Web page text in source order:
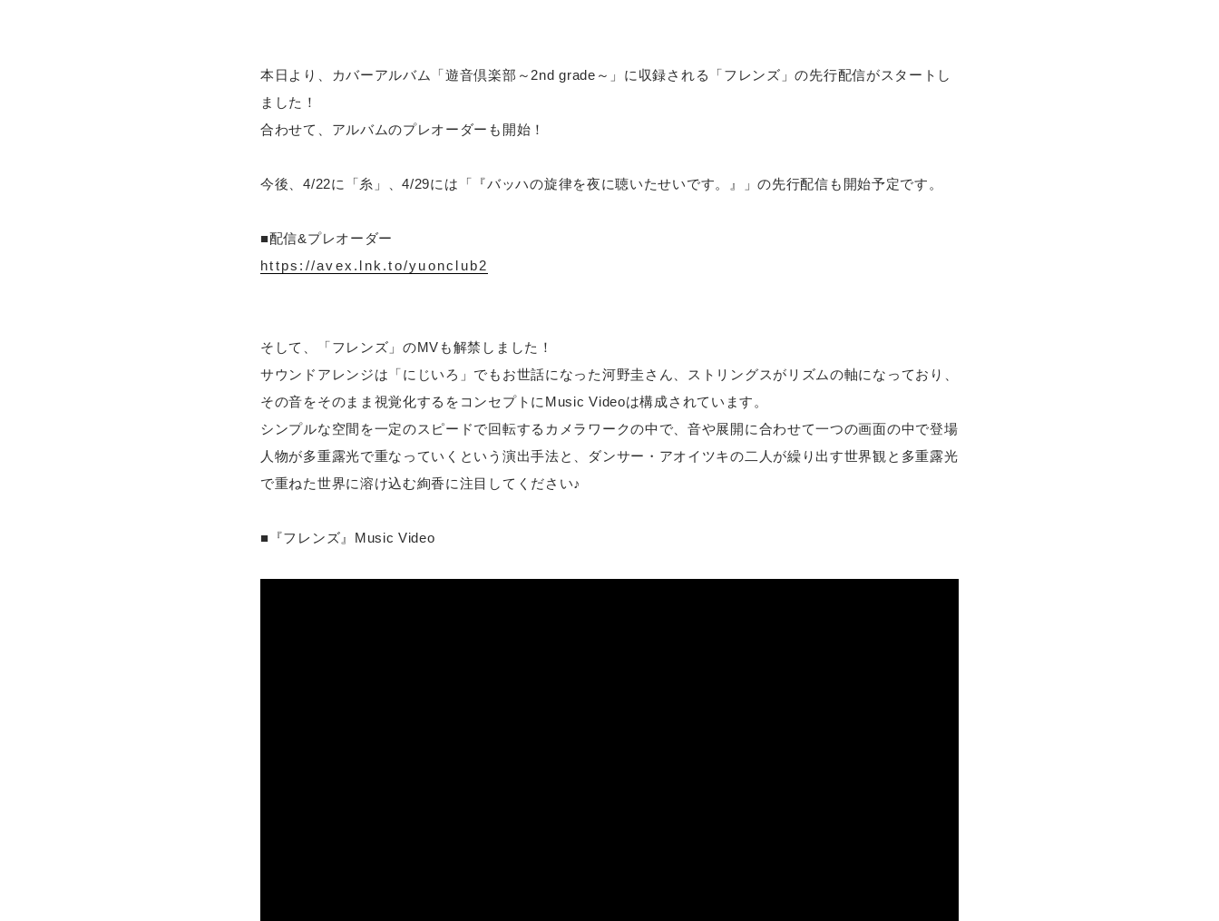
本日より、カバーアルバム「遊音倶楽部～2nd grade～」に収録される「フレンズ」の先行配信がスタートし
ました！
合わせて、アルバムのプレオーダーも開始！
今後、4/22に「糸」、4/29には「『バッハの旋律を夜に聴いたせいです。』」の先行配信も開始予定です。
■配信&プレオーダー
https://avex.lnk.to/yuonclub2
そして、「フレンズ」のMVも解禁しました！
サウンドアレンジは「にじいろ」でもお世話になった河野圭さん、ストリングスがリズムの軸になっており、
その音をそのまま視覚化するをコンセプトにMusic Videoは構成されています。
シンプルな空間を一定のスピードで回転するカメラワークの中で、音や展開に合わせて一つの画面の中で登場
人物が多重露光で重なっていくという演出手法と、ダンサー・アオイツキの二人が繰り出す世界観と多重露光
で重ねた世界に溶け込む絢香に注目してください♪
■『フレンズ』Music Video